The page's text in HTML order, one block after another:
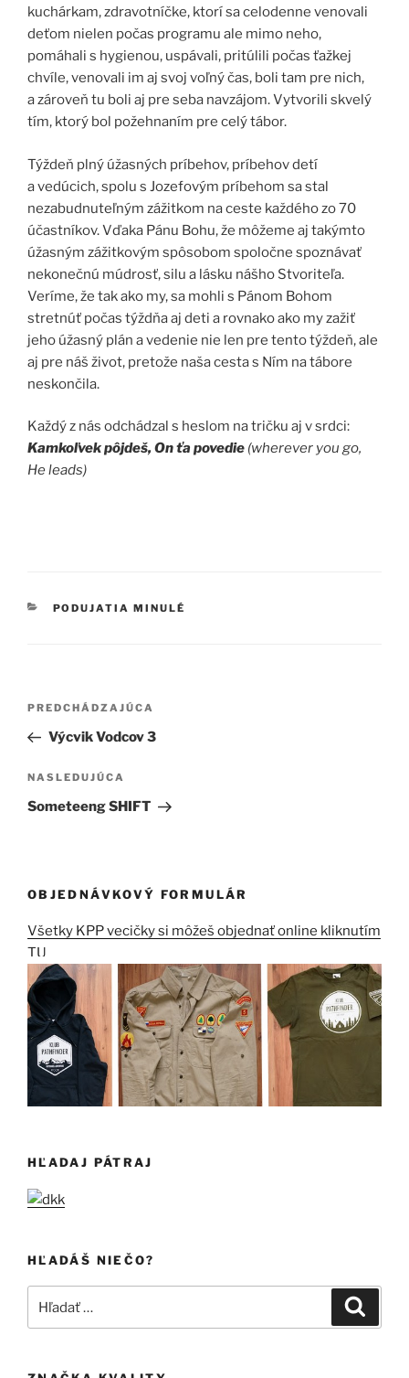
kuchárkam, zdravotníčke, ktorí sa celodenne venovali
deťom nielen počas programu ale mimo neho,
pomáhali s hygienou, uspávali, pritúlili počas ťažkej
chvíle, venovali im aj svoj voľný čas, boli tam pre nich,
a zároveň tu boli aj pre seba navzájom. Vytvorili skvelý
tím, ktorý bol požehnaním pre celý tábor.
Týždeň plný úžasných príbehov, príbehov detí
a vedúcich, spolu s Jozefovým príbehom sa stal
nezabudnuteľným zážitkom na ceste každého zo 70
účastníkov. Vďaka Pánu Bohu, že môžeme aj takýmto
úžasným zážitkovým spôsobom spoločne spoznávať
nekonečnú múdrosť, silu a lásku nášho Stvoriteľa.
Veríme, že tak ako my, sa mohli s Pánom Bohom
stretnúť počas týždňa aj deti a rovnako ako my zažiť
jeho úžasný plán a vedenie nie len pre tento týždeň, ale
aj pre náš život, pretože naša cesta s Ním na tábore
neskončila.
Každý z nás odchádzal s heslom na tričku aj v srdci:
Kamkoľvek pôjdeš, On ťa povedie (wherever you go,
He leads)
KATEGÓRIE
PODUJATIA MINULÉ
Navigácia
článku
Predchádzajúci
článok
PREDCHÁDZAJÚCA
Výcvik Vodcov 3
Ďalší
článok
NASLEDUJÚCA
Someteeng SHIFT
OBJEDNÁVKOVÝ FORMULÁR
Všetky KPP vecičky si môžeš objednať online kliknutím
TU
HĽADAJ PÁTRAJ
HĽADÁŠ NIEČO?